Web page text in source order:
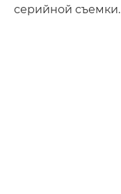
серийной съемки.